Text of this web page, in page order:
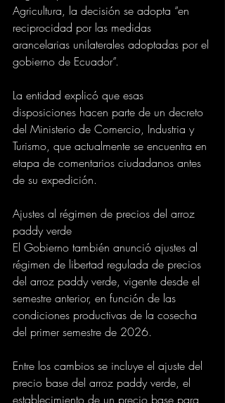
Agricultura, la decisión se adopta “en
reciprocidad por las medidas
arancelarias unilaterales adoptadas por el
gobierno de Ecuador”.
La entidad explicó que esas
disposiciones hacen parte de un decreto
del Ministerio de Comercio, Industria y
Turismo, que actualmente se encuentra en
etapa de comentarios ciudadanos antes
de su expedición.
Ajustes al régimen de precios del arroz
paddy verde
El Gobierno también anunció ajustes al
régimen de libertad regulada de precios
del arroz paddy verde, vigente desde el
semestre anterior, en función de las
condiciones productivas de la cosecha
del primer semestre de 2026.
Entre los cambios se incluye el ajuste del
precio base del arroz paddy verde, el
establecimiento de un precio base para